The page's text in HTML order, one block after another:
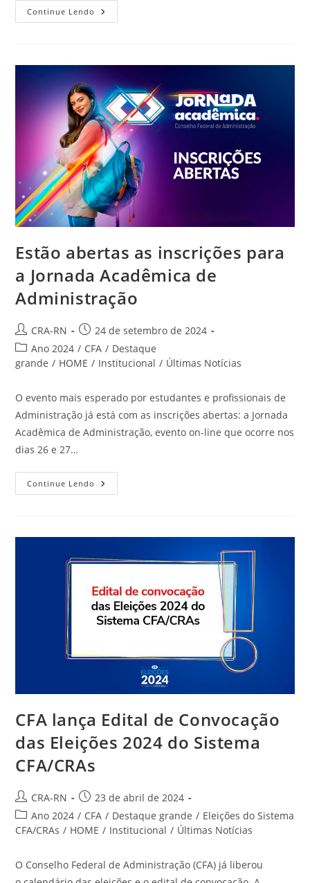
Continue Lendo Prêmio
CFA
Oferecerá
R$
60
Mil
Em
Prêmios
Estão abertas as inscrições para
a Jornada Acadêmica de
Administração
Autor
do
post:
CRA-RN
Post
publicado:
24 de setembro de 2024
Categoria
do
Ano 2024 / CFA / Destaque
grande / HOME / Institucional / Últimas Notícias
O evento mais esperado por estudantes e profissionais de
Administração já está com as inscrições abertas: a Jornada
Acadêmica de Administração, evento on-line que ocorre nos
dias 26 e 27…
Continue Lendo Estão
Abertas
De
CFA lança Edital de Convocação
das Eleições 2024 do Sistema
CFA/CRAs
Autor
do
post:
CRA-RN
Post
publicado:
23 de abril de 2024
Categoria
do
Ano 2024 / CFA / Destaque grande / Eleições do Sistema
CFA/CRAs / HOME / Institucional / Últimas Notícias
O Conselho Federal de Administração (CFA) já liberou